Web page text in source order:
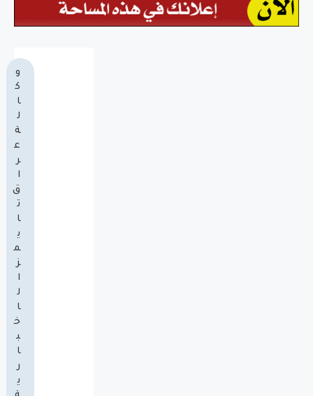
و
ك
ا
ل
ة
ع
ر
ا
ق
ت
ا
ي
م
ز
ا
ل
ا
خ
ب
ا
ر
ي